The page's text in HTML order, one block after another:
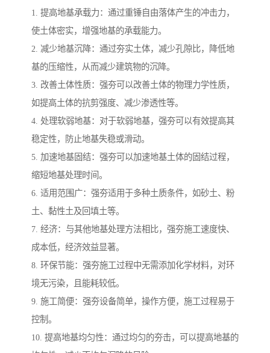
1. 提高地基承载力：通过重锤自由落体产生的冲击力，
使土体密实，增强地基的承载能力。
2. 减少地基沉降：通过夯实土体，减少孔隙比，降低地
基的压缩性，从而减少建筑物的沉降。
3. 改善土体性质：强夯可以改善土体的物理力学性质，
如提高土体的抗剪强度、减少渗透性等。
4. 处理软弱地基：对于软弱地基，强夯可以有效提高其
稳定性，防止地基失稳或滑动。
5. 加速地基固结：强夯可以加速地基土体的固结过程，
缩短地基处理时间。
6. 适用范围广：强夯适用于多种土质条件，如砂土、粉
土、黏性土及回填土等。
7. 经济：与其他地基处理方法相比，强夯施工速度快、
成本低，经济效益显著。
8. 环保节能：强夯施工过程中无需添加化学材料，对环
境无污染，且能耗较低。
9. 施工简便：强夯设备简单，操作方便，施工过程易于
控制。
10. 提高地基均匀性：通过均匀的夯击，可以提高地基的